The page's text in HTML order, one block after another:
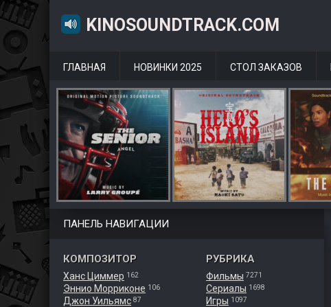
KINOSOUNDTRACK.COM
ГЛАВНАЯ НОВИНКИ 2025 СТОЛ ЗАКАЗОВ
ПАНЕЛЬ НАВИГАЦИИ
КОМПОЗИТОР
Ханс Циммер 162
Эннио Морриконе 106
Джон Уильямс 87
РУБРИКА
Фильмы 7271
Сериалы 1698
Игры 1097